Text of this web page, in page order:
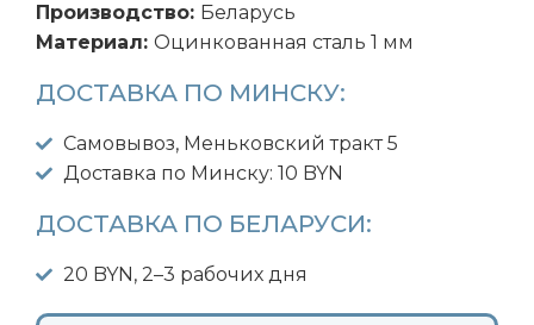
Производство: Беларусь
Материал: Оцинкованная сталь 1 мм
ДОСТАВКА ПО МИНСКУ:
Самовывоз, Меньковский тракт 5
Доставка по Минску: 10 BYN
ДОСТАВКА ПО БЕЛАРУСИ:
20 BYN, 2–3 рабочих дня